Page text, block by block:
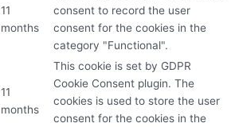
11
months
consent to record the user
consent for the cookies in the
category "Functional".
11
months
This cookie is set by GDPR
Cookie Consent plugin. The
cookies is used to store the user
consent for the cookies in the